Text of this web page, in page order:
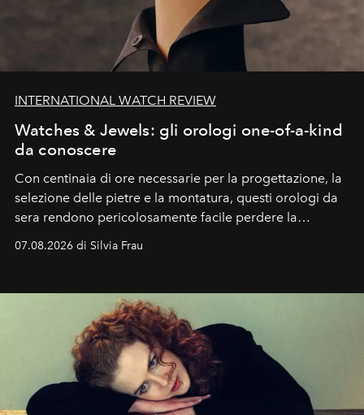
INTERNATIONAL WATCH REVIEW
Watches & Jewels: gli orologi one-of-a-kind
da conoscere
Con centinaia di ore necessarie per la progettazione, la
selezione delle pietre e la montatura, questi orologi da
sera rendono pericolosamente facile perdere la
07.08.2026 di Silvia Frau